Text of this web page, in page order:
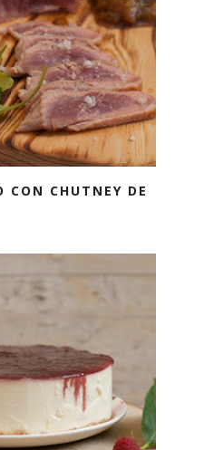
CON CHUTNEY DE